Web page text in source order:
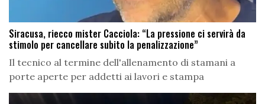
Siracusa, riecco mister Cacciola: “La pressione ci servirà da
stimolo per cancellare subito la penalizzazione”
Il tecnico al termine dell'allenamento di stamani a
porte aperte per addetti ai lavori e stampa